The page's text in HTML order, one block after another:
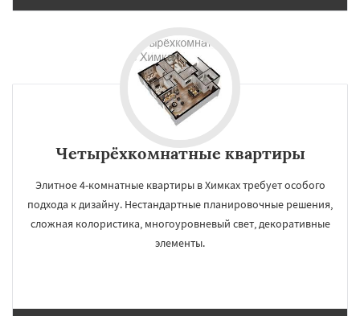
Четырёхкомнатные квартиры
Элитное 4-комнатные квартиры в Химках требует особого
подхода к дизайну. Нестандартные планировочные решения,
сложная колористика, многоуровневый свет, декоративные
элементы.